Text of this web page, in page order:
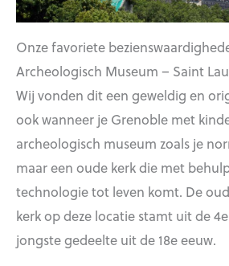
Onze favoriete
Archeologisch Museum – Saint
Wij vonden dit een geweldig en
ook wanneer je Grenoble met
archeologisch museum zoals je
maar een oude kerk die met
technologie tot leven komt. De
kerk op deze locatie stamt uit de
jongste gedeelte uit de 18e eeuw.